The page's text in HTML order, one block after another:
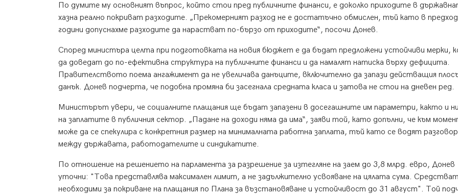
По думите му основният въпрос, който стои пред публичните финанси, е доколко приходите в
хазна реално покриват разходите. „Прекомерният разход не е достатъчно обмислен, тъй като в
години допуснахме разходите да нарастват по-бързо от приходите“, посочи Донев.
Според министъра целта при подготовката на новия бюджет е да бъдат предложени устойчиви мерки,
да доведат до по-ефективна структура на публичните финанси и да намалят натиска върху дефицита.
Правителството поема ангажимент да не увеличава данъците, включително да запази действащия
данък. Донев подчерта, че подобна промяна би засегнала средната класа и затова не стои на дневен ред.
Министърът увери, че социалните плащания ще бъдат запазени в досегашните им параметри, както и
на заплатите в публичния сектор. „Падане на доходи няма да има“, заяви той, като допълни, че към
може да се спекулира с конкретния размер на минималната работна заплата, тъй като се водят
между държавата, работодателите и синдикатите.
По отношение на решението на парламента за разрешение за изтегляне на заем до 3,8 млрд. евро, Донев
уточни: "Това представлява максимален лимит, а не задължително усвояване на цялата сума.
необходими за покриване на плащания по Плана за възстановяване и устойчивост до 31 август". Той